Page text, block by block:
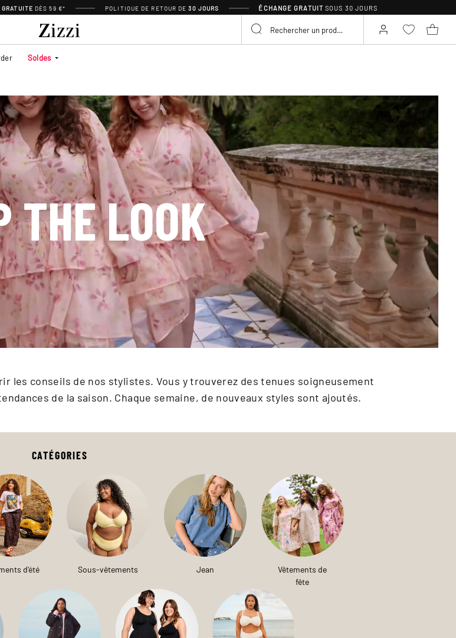
DÈS 59 €* POLITIQUE DE RETOUR DE30 JOURS ÉCHANGE GRATUITSOUS 30 JOURS
Soldes
THE LOOK
les conseils de nos stylistes. Vous y trouverez des tenues soigneusement
de la saison. Chaque semaine, de nouveaux styles sont ajoutés.
CATÉGORIES
d'été Sous-vêtements Jean
Vêtements de
fête